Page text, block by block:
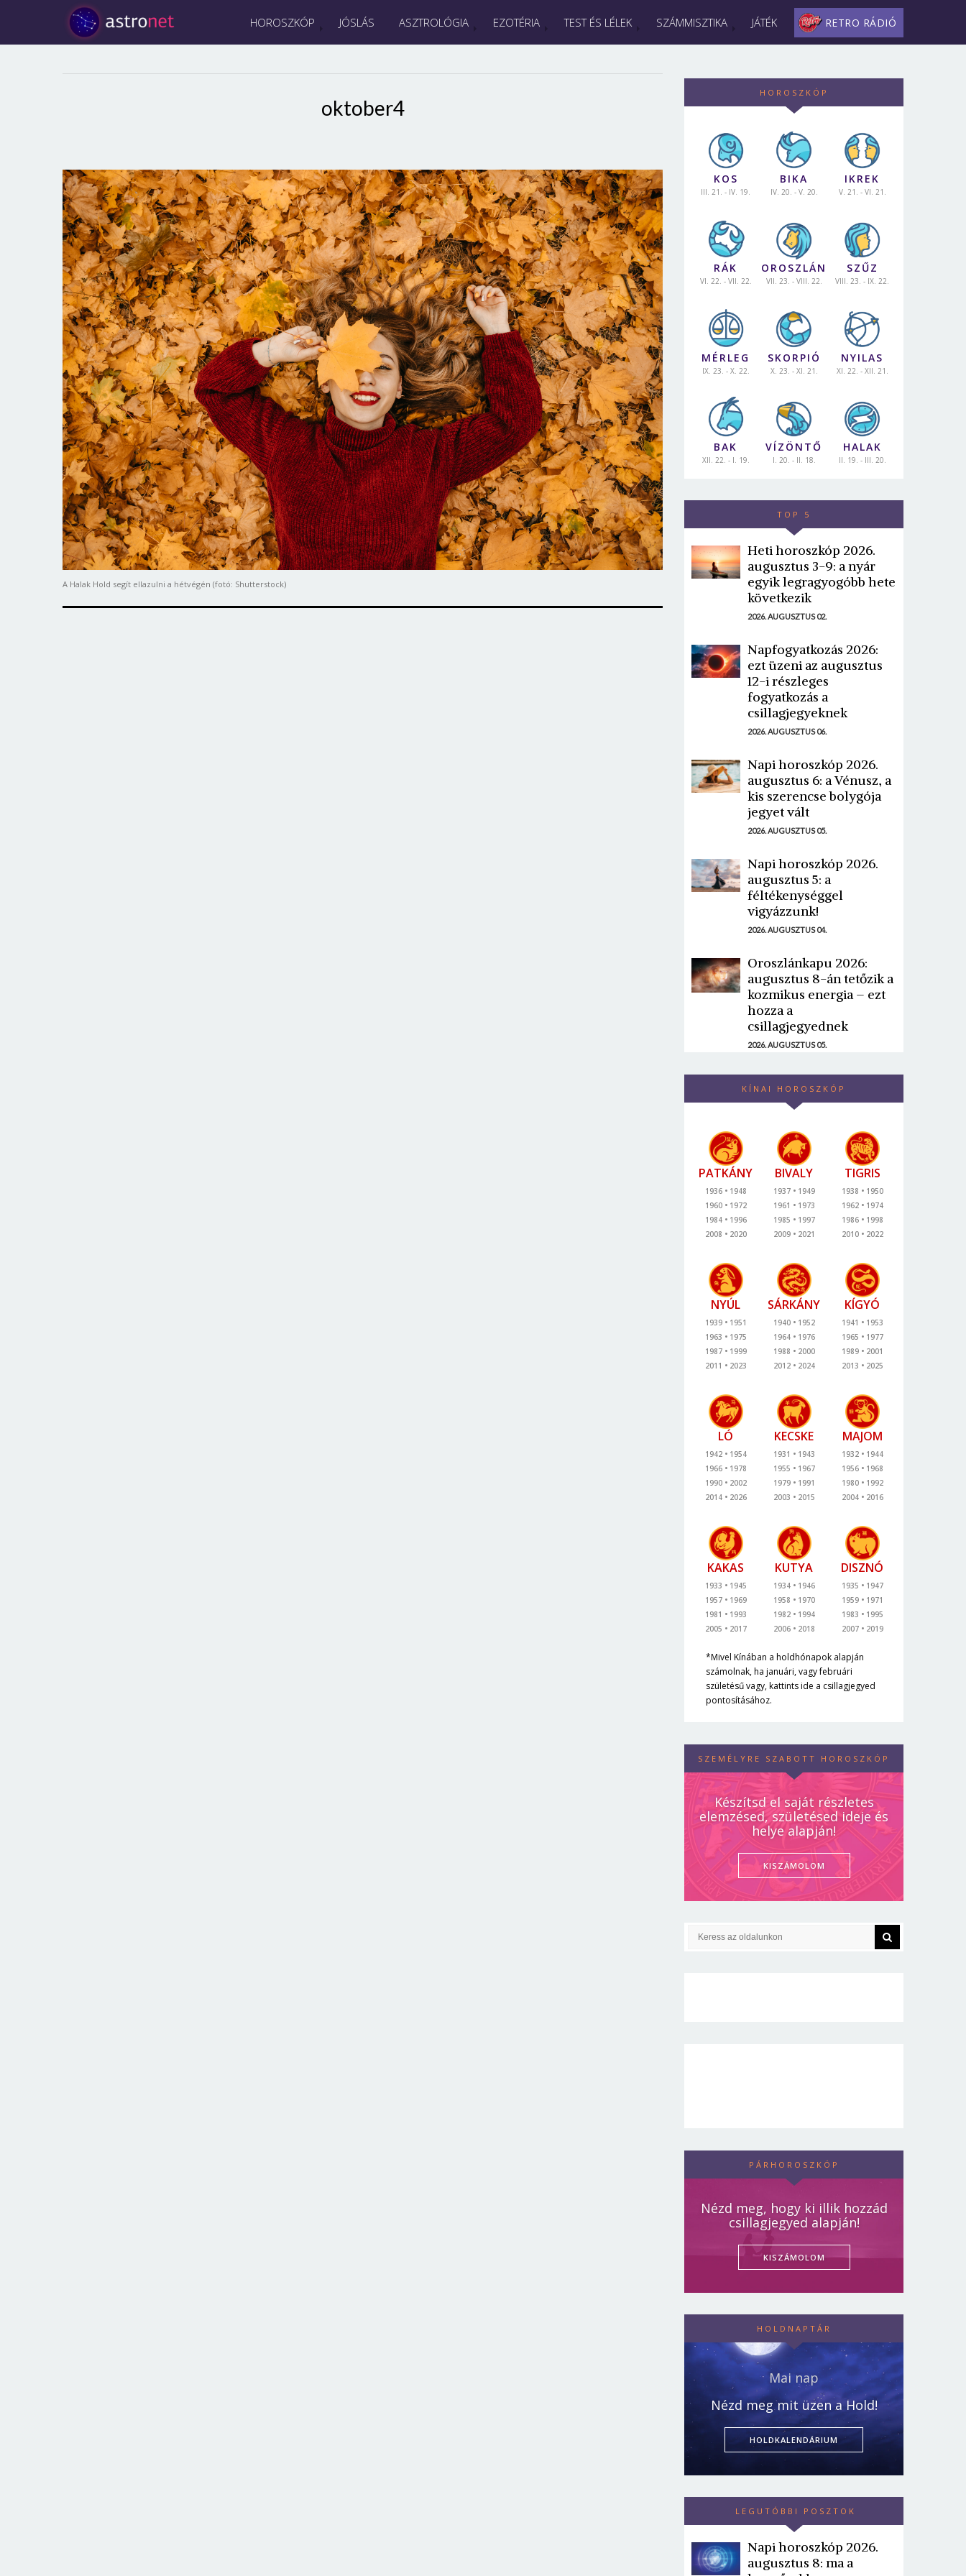
HOROSZKÓP JÓSLÁS ASZTROLÓGIA EZOTÉRIA TEST ÉS LÉLEK SZÁMMISZTIKA JÁTÉK RETRO RÁDIÓ
oktober4
A Halak Hold segít ellazulni a hétvégén (fotó: Shutterstock)
HOROSZKÓP
KOS
III. 21. - IV. 19.
BIKA
IV. 20. - V. 20.
IKREK
V. 21. - VI. 21.
RÁK
VI. 22. - VII. 22.
OROSZLÁN
VII. 23. - VIII. 22.
SZŰZ
VIII. 23. - IX. 22.
MÉRLEG
IX. 23. - X. 22.
SKORPIÓ
X. 23. - XI. 21.
NYILAS
XI. 22. - XII. 21.
BAK
XII. 22. - I. 19.
VÍZÖNTŐ
I. 20. - II. 18.
HALAK
II. 19. - III. 20.
TOP 5
Heti horoszkóp 2026.
augusztus 3-9: a nyár
egyik legragyogóbb hete
következik
2026. AUGUSZTUS 02.
Napfogyatkozás 2026:
ezt üzeni az augusztus
12-i részleges
fogyatkozás a
csillagjegyeknek
2026. AUGUSZTUS 06.
Napi horoszkóp 2026.
augusztus 6: a Vénusz, a
kis szerencse bolygója
jegyet vált
2026. AUGUSZTUS 05.
Napi horoszkóp 2026.
augusztus 5: a
féltékenységgel
vigyázzunk!
2026. AUGUSZTUS 04.
Oroszlánkapu 2026:
augusztus 8-án tetőzik a
kozmikus energia – ezt
hozza a
csillagjegyednek
2026. AUGUSZTUS 05.
KÍNAI HOROSZKÓP
PATKÁNY
1936
1948
1960
1972
1984
1996
2008
2020
BIVALY
1937
1949
1961
1973
1985
1997
2009
2021
TIGRIS
1938
1950
1962
1974
1986
1998
2010
2022
NYÚL
1939
1951
1963
1975
1987
1999
2011
2023
SÁRKÁNY
1940
1952
1964
1976
1988
2000
2012
2024
KÍGYÓ
1941
1953
1965
1977
1989
2001
2013
2025
LÓ
1942
1954
1966
1978
1990
2002
2014
2026
KECSKE
1931
1943
1955
1967
1979
1991
2003
2015
MAJOM
1932
1944
1956
1968
1980
1992
2004
2016
KAKAS
1933
1945
1957
1969
1981
1993
2005
2017
KUTYA
1934
1946
1958
1970
1982
1994
2006
2018
DISZNÓ
1935
1947
1959
1971
1983
1995
2007
2019
*Mivel Kínában a holdhónapok alapján
számolnak, ha januári, vagy februári
születésű vagy, kattints ide a csillagjegyed
pontosításához.
SZEMÉLYRE SZABOTT HOROSZKÓP
Készítsd el saját részletes
elemzésed, születésed ideje és
helye alapján!
KISZÁMOLOM
PÁRHOROSZKÓP
Nézd meg, hogy ki illik hozzád
csillagjegyed alapján!
KISZÁMOLOM
HOLDNAPTÁR
Mai nap
Nézd meg mit üzen a Hold!
HOLDKALENDÁRIUM
LEGUTÓBBI POSZTOK
Napi horoszkóp 2026.
augusztus 8: ma a